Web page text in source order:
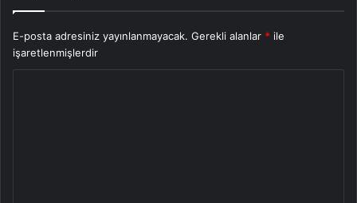
E-posta adresiniz yayınlanmayacak. Gerekli alanlar * ile
işaretlenmişlerdir